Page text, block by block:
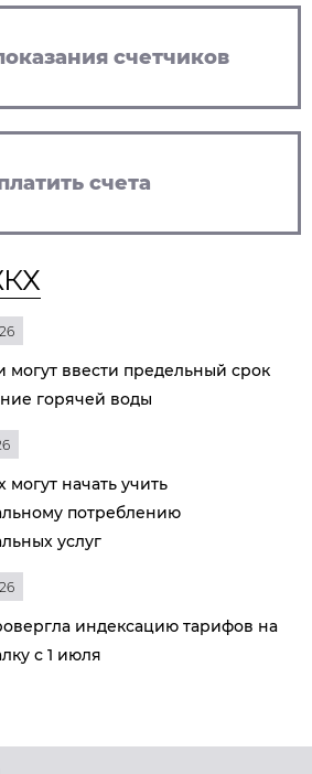
счетчиков
счета
могут ввести предельный срок
горячей воды
могут начать учить
потреблению
услуг
индексацию тарифов на
с 1 июля